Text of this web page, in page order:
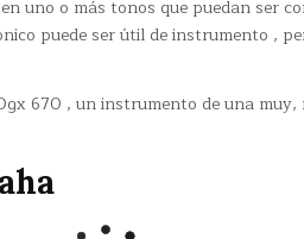
uno o más tonos que puedan ser
puede ser útil de instrumento ,
670 , un instrumento de una